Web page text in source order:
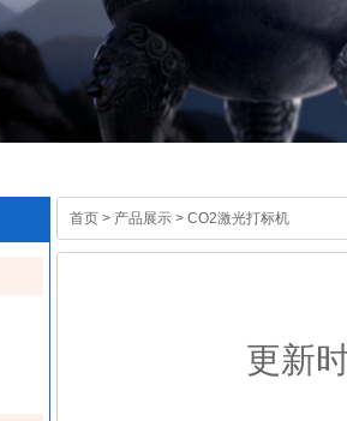
首页 > 产品展示 > CO2激光打标机
更新